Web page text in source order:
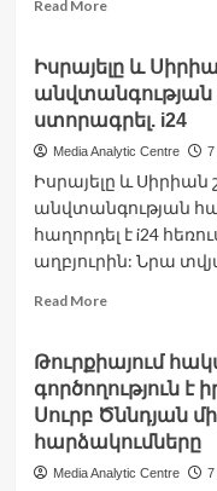
Read More
Վրաստանում
դեկտեմբերի
27-
սպասվում
են
ցրտահարված
տեղումներ,
մեծ
Իսրայելը և
ստորագրել. i24
Media Analytic Centre
Իսրայելը և Սիրիան
անվտանգության
հաղորդել է i24
աղբյուրին: Նրա
Read MoreRead
Իսրայելը
և
Սիրիան
շուտով
կարող
են
Թուրքիայում
գործողություն է
Սուրբ Ծննդյան
հարձակումները
Media Analytic Centre